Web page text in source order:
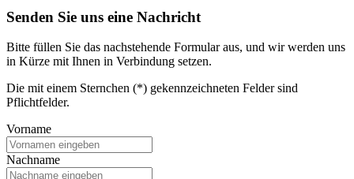
Senden Sie uns eine Nachricht
Bitte füllen Sie das nachstehende Formular aus, und wir werden uns
in Kürze mit Ihnen in Verbindung setzen.
Die mit einem Sternchen (*) gekennzeichneten Felder sind
Pflichtfelder.
Vorname
Nachname